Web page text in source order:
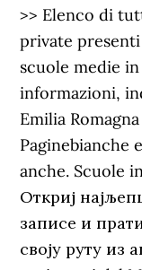
>> Elenco di
private presenti
scuole medie
informazioni,
Emilia
Paginebianche
anche. Scuole
Откриј
записе и
своју руту из